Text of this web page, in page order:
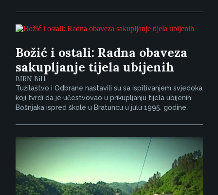
Božić i ostali: Radna obaveza
sakupljanje tijela ubijenih
BIRN BiH
Tužilaštvo i Odbrane nastavili su sa ispitivanjem svjedoka
koji tvrdi da je učestvovao u prikupljanju tijela ubijenih
Bošnjaka ispred škole u Bratuncu u julu 1995. godine.